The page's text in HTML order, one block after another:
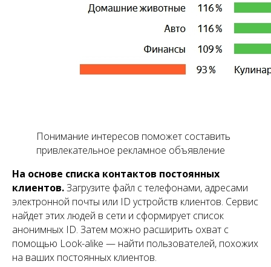
Понимание интересов поможет составить
привлекательное рекламное объявление
На основе списка контактов постоянных
клиентов.Загрузите файл с телефонами, адресами
электронной почты или ID устройств клиентов. Сервис
найдет этих людей в сети и сформирует список
анонимных ID. Затем можно расширить охват с
помощью Look-alike — найти пользователей, похожих
на ваших постоянных клиентов.